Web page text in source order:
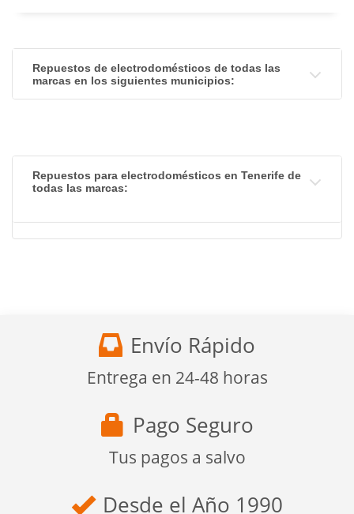
Repuestos de electrodomésticos de todas las
marcas en los siguientes municipios:
Repuestos para electrodomésticos en Tenerife de
todas las marcas:
Envío Rápido
Entrega en 24-48 horas
Pago Seguro
Tus pagos a salvo
Desde el Año 1990